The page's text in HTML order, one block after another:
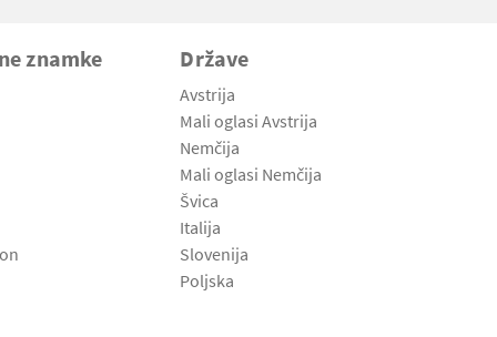
znamke Države
Avstrija
Mali oglasi Avstrija
Nemčija
Mali oglasi Nemčija
Švica
Italija
Slovenija
Poljska